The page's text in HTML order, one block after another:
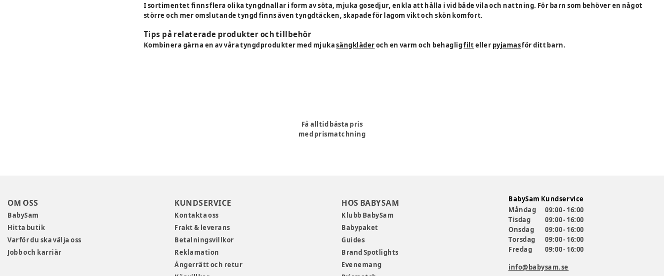
I sortimentet finns flera olika tyngdnallar i form av söta, mjuka gosedjur, enkla att hålla i vid både vila och nattning. För barn som behöver en något
större och mer omslutande tyngd finns även tyngdtäcken, skapade för lagom vikt och skön komfort.
Tips på relaterade produkter och tillbehör
Kombinera gärna en av våra tyngdprodukter med mjukasängkläderoch en varm och behagligfilteller pyjamasför ditt barn.
Få alltid bästa pris
med prismatchning
OM OSS
BabySam
Hitta butik
Varför du ska välja oss
Jobb och karriär
KUNDSERVICE
Kontakta oss
Frakt & leverans
Betalningsvillkor
Reklamation
Ångerrätt och retur
HOS BABYSAM
Klubb BabySam
Babypaket
Guides
Brand Spotlights
Evenemang
BabySam Kundservice
Måndag
09:00 - 16:00
Tisdag
09:00 - 16:00
Onsdag
09:00 - 16:00
Torsdag
09:00 - 16:00
Fredag
09:00 - 16:00
info@babysam.se